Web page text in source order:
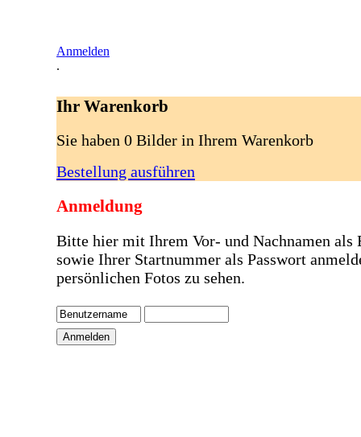
Anmelden
.
Ihr Warenkorb
Sie haben 0 Bilder in Ihrem Warenkorb
Bestellung ausführen
Anmeldung
Bitte hier mit Ihrem Vor- und Nachnamen als
sowie Ihrer Startnummer als Passwort
persönlichen Fotos zu sehen.